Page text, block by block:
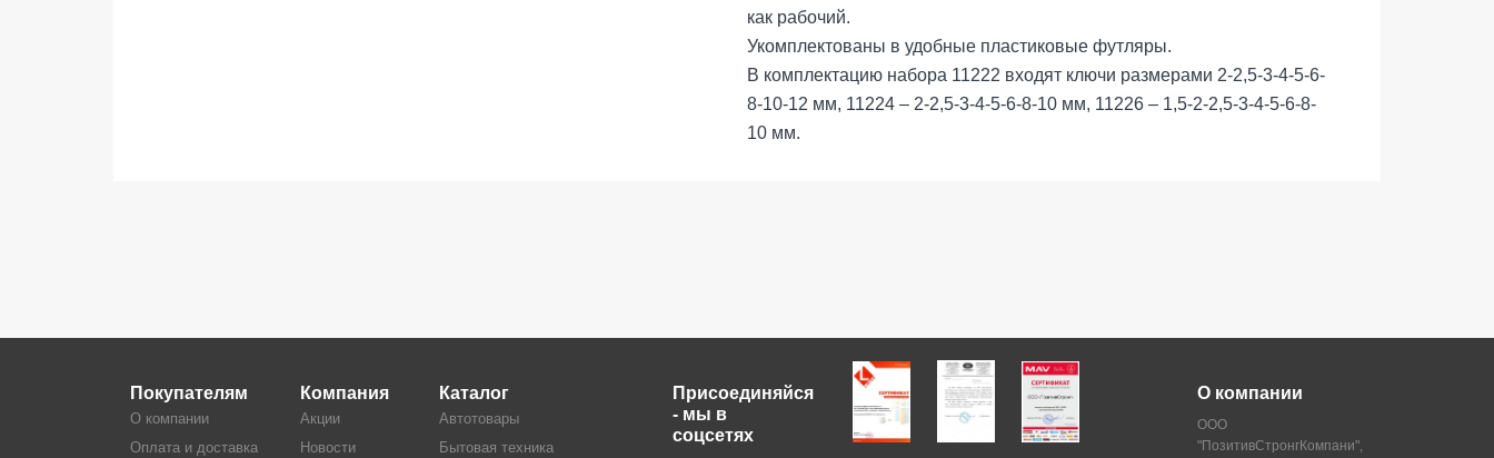
как рабочий.
Укомплектованы в удобные пластиковые футляры.
В комплектацию набора 11222 входят ключи размерами 2-2,5-3-4-5-6-
8-10-12 мм, 11224 – 2-2,5-3-4-5-6-8-10 мм, 11226 – 1,5-2-2,5-3-4-5-6-8-
10 мм.
Покупателям
О компании
Оплата и доставка
Компания
Акции
Новости
Каталог
Автотовары
Бытовая техника
Присоединяйся
- мы в
соцсетях
О компании
ООО
"ПозитивСтронгКомпани",